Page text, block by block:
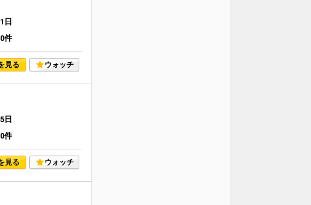
1日
0件
見る ウォッチ
5日
0件
見る ウォッチ